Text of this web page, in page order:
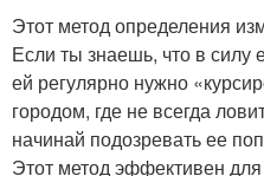
Этот метод определения
Если ты знаешь, что в силу
ей регулярно нужно
городом, где не всегда
начинай подозревать ее
Этот метод эффективен